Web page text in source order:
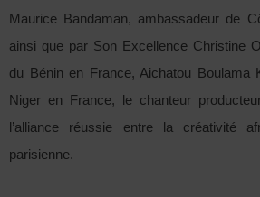
Maurice Bandaman, ambassadeur de
ainsi que par Son Excellence Christine
du Bénin en France, Aichatou Boulama
Niger en France, le chanteur
l’alliance réussie entre la créativité
parisienne.